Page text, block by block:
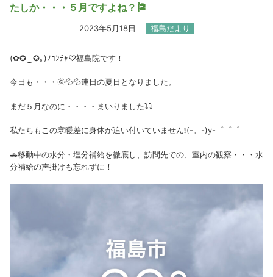
たしか・・・５月ですよね？🎏
2023年5月18日 福島だより
(✿✪‿✪｡)ﾉｺﾝﾁｬ♡福島院です！
今日も・・・🌞💦💦連日の夏日となりました。
まだ５月なのに・・・・まいりました⤵⤵
私たちもこの寒暖差に身体が追い付いていません❕(-。-)y-゜゜゜
🚗移動中の水分・塩分補給を徹底し、訪問先での、室内の観察・・・水
分補給の声掛けも忘れずに！